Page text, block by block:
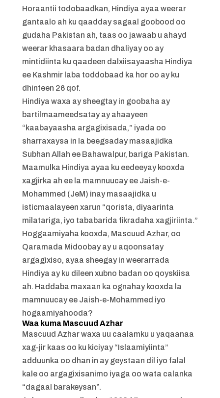
Horaantii todobaadkan, Hindiya ayaa weerar
gantaalo ah ku qaadday sagaal goobood oo
gudaha Pakistan ah, taas oo jawaab u ahayd
weerar khasaara badan dhaliyay oo ay
mintidiinta ku qaadeen dalxiisayaasha Hindiya
ee Kashmir laba toddobaad ka hor oo ay ku
dhinteen 26 qof.
Hindiya waxa ay sheegtay in goobaha ay
bartilmaameedsatay ay ahaayeen
“kaabayaasha argagixisada,” iyada oo
sharraxaysa in la beegsaday masaajidka
Subhan Allah ee Bahawalpur, bariga Pakistan.
Maamulka Hindiya ayaa ku eedeeyay kooxda
xagjirka ah ee la mamnuucay ee Jaish-e-
Mohammed (JeM) inay masaajidka u
isticmaalayeen xarun “qorista, diyaarinta
milatariga, iyo tababarida fikradaha xagjiriinta.”
Hoggaamiyaha kooxda, Mascuud Azhar, oo
Qaramada Midoobay ay u aqoonsatay
argagixiso, ayaa sheegay in weerarrada
Hindiya ay ku dileen xubno badan oo qoyskiisa
ah. Haddaba maxaan ka ognahay kooxda la
mamnuucay ee Jaish-e-Mohammed iyo
hogaamiyahooda?
Waa kuma Mascuud Azhar
Mascuud Azhar waxa uu caalamku u yaqaanaa
xag-jir kaas oo ku kiciyay “Islaamiyiinta”
adduunka oo dhan in ay geystaan ​​dil iyo falal
kale oo argagixisanimo iyaga oo wata calanka
“dagaal barakeysan”.